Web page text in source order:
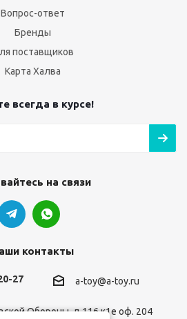
Вопрос-ответ
Бренды
поставщиков
Карта Халва
всегда в курсе!
на связи
контакты
27 a-toy@a-toy.ru
Обороны, д.116 к1е оф. 204